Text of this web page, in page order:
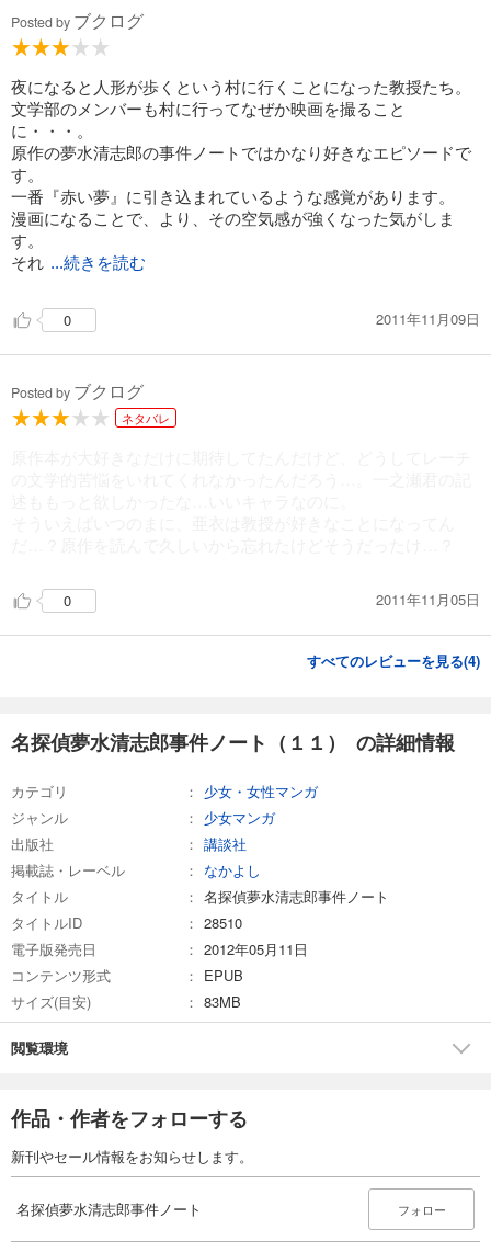
Posted by ブクログ
夜になると人形が歩くという村に行くことになった教授たち。
文学部のメンバーも村に行ってなぜか映画を撮ること
に・・・。
原作の夢水清志郎の事件ノートではかなり好きなエピソードで
す。
一番『赤い夢』に引き込まれているような感覚があります。
漫画になることで、より、その空気感が強くなった気がしま
す。
それ ...続きを読む
0 2011年11月09日
Posted by ブクログ
ネタバレ
0 2011年11月05日
すべてのレビューを見る(4)
名探偵夢水清志郎事件ノート（１１） の詳細情報
カテゴリ
少女・女性マンガ
ジャンル
少女マンガ
出版社
講談社
掲載誌・レーベル
なかよし
タイトル
名探偵夢水清志郎事件ノート
タイトルID
28510
電子版発売日
2012年05月11日
コンテンツ形式
EPUB
サイズ(目安)
83MB
閲覧環境
作品・作者をフォローする
新刊やセール情報をお知らせします。
名探偵夢水清志郎事件ノート フォロー